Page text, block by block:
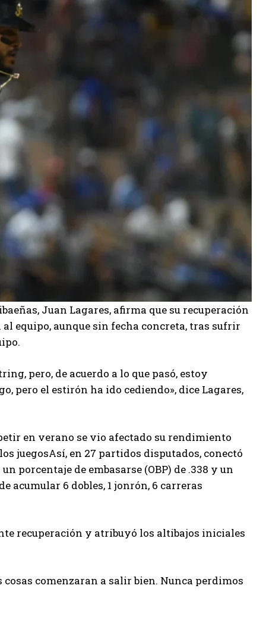
Juan Lagares, afirma que su recuperación
equipo, aunque sin fecha concreta, tras sufrir
pero, de acuerdo a lo que pasó, estoy
pero el estirón ha ido cediendo», dice Lagares,
en verano se vio afectado su rendimiento
juegosAsí, en 27 partidos disputados, conectó
porcentaje de embasarse (OBP) de .338 y un
acumular 6 dobles, 1 jonrón, 6 carreras
recuperación y atribuyó los altibajos iniciales
cosas comenzaran a salir bien. Nunca perdimos